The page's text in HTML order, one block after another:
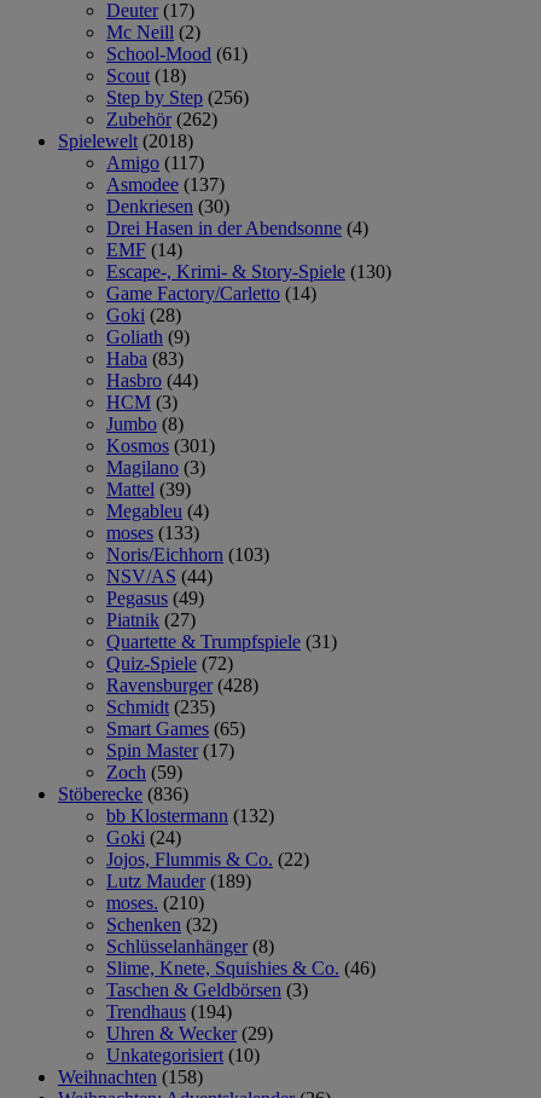
Deuter (17)
Mc Neill (2)
School-Mood (61)
Scout (18)
Step by Step (256)
Zubehör (262)
Spielewelt (2018)
Amigo (117)
Asmodee (137)
Denkriesen (30)
Drei Hasen in der Abendsonne (4)
EMF (14)
Escape-, Krimi- & Story-Spiele (130)
Game Factory/Carletto (14)
Goki (28)
Goliath (9)
Haba (83)
Hasbro (44)
HCM (3)
Jumbo (8)
Kosmos (301)
Magilano (3)
Mattel (39)
Megableu (4)
moses (133)
Noris/Eichhorn (103)
NSV/AS (44)
Pegasus (49)
Piatnik (27)
Quartette & Trumpfspiele (31)
Quiz-Spiele (72)
Ravensburger (428)
Schmidt (235)
Smart Games (65)
Spin Master (17)
Zoch (59)
Stöberecke (836)
bb Klostermann (132)
Goki (24)
Jojos, Flummis & Co. (22)
Lutz Mauder (189)
moses. (210)
Schenken (32)
Schlüsselanhänger (8)
Slime, Knete, Squishies & Co. (46)
Taschen & Geldbörsen (3)
Trendhaus (194)
Uhren & Wecker (29)
Unkategorisiert (10)
Weihnachten (158)